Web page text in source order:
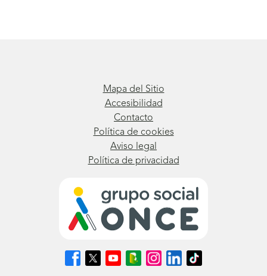
Mapa del Sitio
Accesibilidad
Contacto
Política de cookies
Aviso legal
Política de privacidad
Síguenos
en
Síguenos
en
Síguenos
en
Síguenos
en
Síguenos
en
Síguenos
en
Síguenos
en